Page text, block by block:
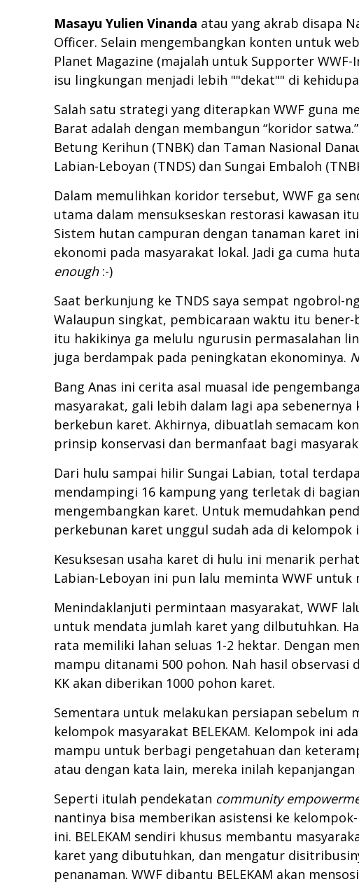
Masayu Yulien Vinanda atau yang akrab disapa
Officer. Selain mengembangkan konten untuk
Planet Magazine (majalah untuk Supporter
isu lingkungan menjadi lebih ""dekat"" di
Salah satu strategi yang diterapkan WWF guna
Barat adalah dengan membangun “koridor
Betung Kerihun (TNBK) dan Taman Nasional
Labian-Leboyan (TNDS) dan Sungai Embaloh
Dalam memulihkan koridor tersebut, WWF ga
utama dalam mensukseskan restorasi kawasan
Sistem hutan campuran dengan tanaman karet
ekonomi pada masyarakat lokal. Jadi ga cuma
enough:-)
Saat berkunjung ke TNDS saya sempat ngobrol-
Walaupun singkat, pembicaraan waktu itu
itu hakikinya ga melulu ngurusin permasalahan
juga berdampak pada peningkatan ekonominya.
Bang Anas ini cerita asal muasal ide
masyarakat, gali lebih dalam lagi apa
berkebun karet. Akhirnya, dibuatlah semacam
prinsip konservasi dan bermanfaat bagi
Dari hulu sampai hilir Sungai Labian, total
mendampingi 16 kampung yang terletak di
mengembangkan karet. Untuk memudahkan
perkebunan karet unggul sudah ada di kelompok
Kesuksesan usaha karet di hulu ini menarik
Labian-Leboyan ini pun lalu meminta WWF
Menindaklanjuti permintaan masyarakat, WWF
untuk mendata jumlah karet yang dilbutuhkan.
rata memiliki lahan seluas 1-2 hektar. Dengan
mampu ditanami 500 pohon. Nah hasil
KK akan diberikan 1000 pohon karet.
Sementara untuk melakukan persiapan sebelum
kelompok masyarakat BELEKAM. Kelompok ini
mampu untuk berbagi pengetahuan dan
atau dengan kata lain, mereka inilah
Seperti itulah pendekatan community
nantinya bisa memberikan asistensi ke
ini. BELEKAM sendiri khusus membantu
karet yang dibutuhkan, dan mengatur
penanaman. WWF dibantu BELEKAM akan